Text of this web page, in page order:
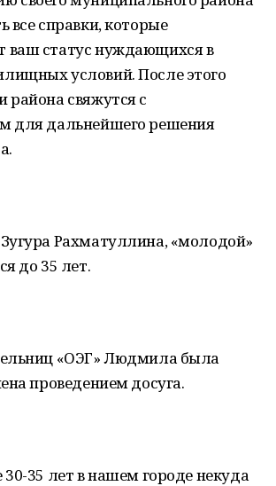
все справки, которые
ваш статус нуждающихся в
условий. После этого
района свяжутся с
для дальнейшего решения
Рахматуллина, «молодой»
до 35 лет.
«ОЭГ» Людмила была
проведением досуга.
35 лет в нашем городе некуда